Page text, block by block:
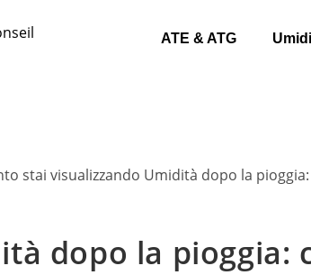
ATE & ATG
dopo la pioggia: